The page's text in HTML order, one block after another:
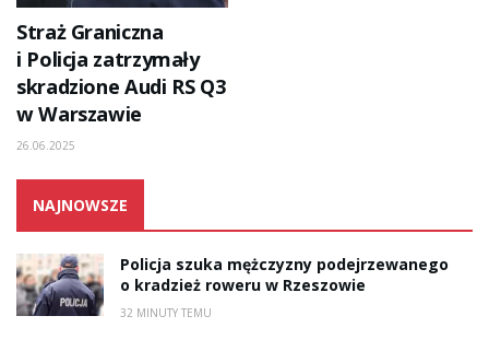
Straż Graniczna
i Policja zatrzymały
skradzione Audi RS Q3
w Warszawie
26.06.2025
NAJNOWSZE
Policja szuka mężczyzny podejrzewanego
o kradzież roweru w Rzeszowie
32 MINUTY TEMU